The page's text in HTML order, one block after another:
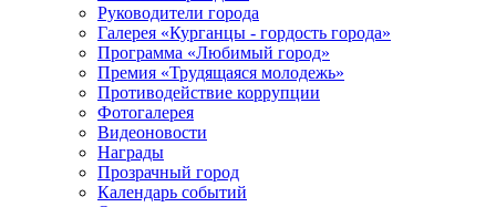
Руководители города
Галерея «Курганцы - гордость города»
Программа «Любимый город»
Премия «Трудящаяся молодежь»
Противодействие коррупции
Фотогалерея
Видеоновости
Награды
Прозрачный город
Календарь событий